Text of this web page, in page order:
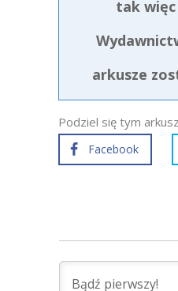
tak
arkusze
Podziel się tym
Facebook